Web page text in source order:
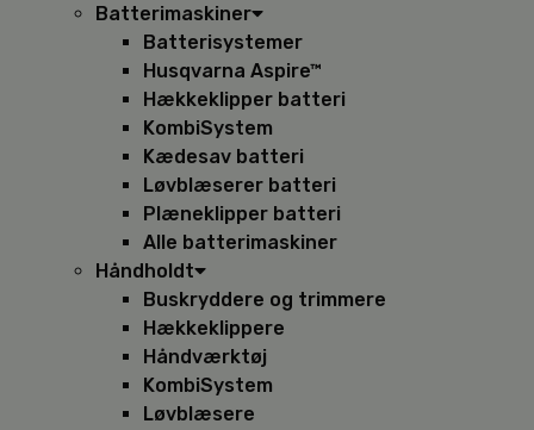
Batterimaskiner
Batterisystemer
Husqvarna Aspire™
Hækkeklipper batteri
KombiSystem
Kædesav batteri
Løvblæserer batteri
Plæneklipper batteri
Alle batterimaskiner
Håndholdt
Buskryddere og trimmere
Hækkeklippere
Håndværktøj
KombiSystem
Løvblæsere